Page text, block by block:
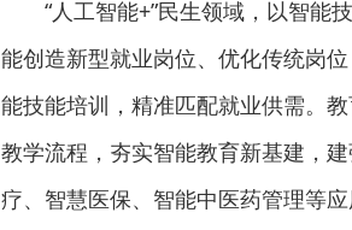
“人工智能+”民生领域，以智能
能创造新型就业岗位、优化传统岗
能技能培训，精准匹配就业供需。
教学流程，夯实智能教育新基建，
疗、智慧医保、智能中医药管理等